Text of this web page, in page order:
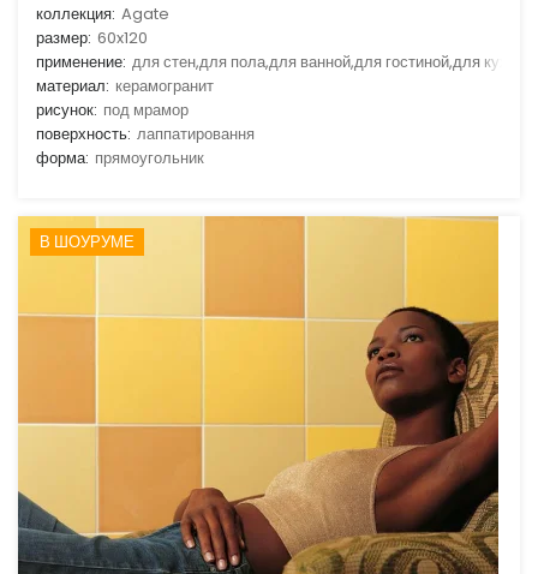
коллекция: Agate
размер: 60x120
применение: для стен,для пола,для ванной,для гостиной,для кухни
материал: керамогранит
рисунок: под мрамор
поверхность: лаппатировання
форма: прямоугольник
В ШОУРУМЕ